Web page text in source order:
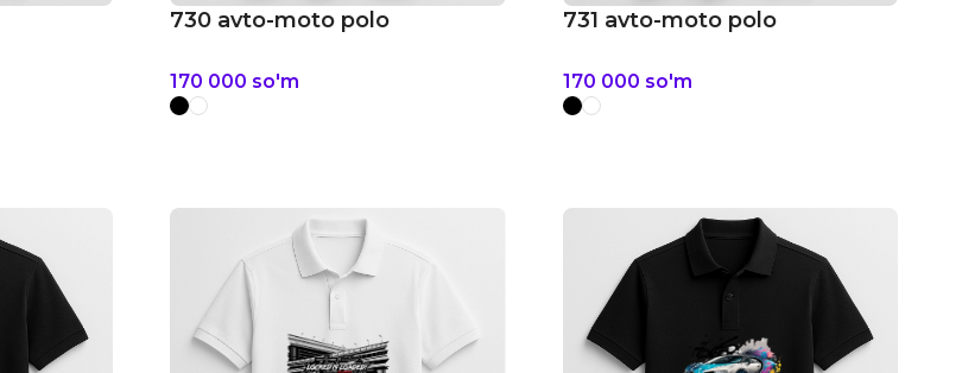
730 avto-moto polo
170 000 so'm
731 avto-moto polo
170 000 so'm